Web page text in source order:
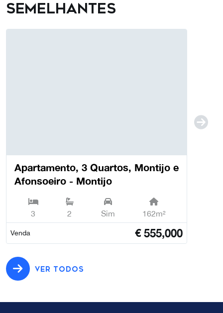
semelhantes
Apartamento, 3 Quartos, Montijo e
Afonsoeiro - Montijo
3 2 Sim 162m²
Venda €555,000
VER TODOS